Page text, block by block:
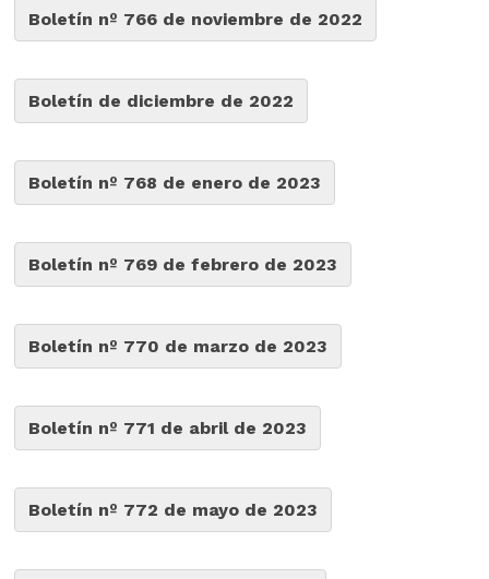
Boletín nº 766 de noviembre de 2022
Boletín de diciembre de 2022
Boletín nº 768 de enero de 2023
Boletín nº 769 de febrero de 2023
Boletín nº 770 de marzo de 2023
Boletín nº 771 de abril de 2023
Boletín nº 772 de mayo de 2023